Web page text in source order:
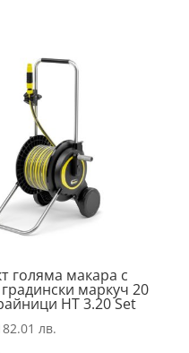
голяма макара с
маркуч 20
HT 3.20 Set
лв.